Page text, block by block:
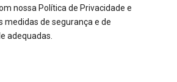
nossa Política de Privacidade e
medidas de segurança e de
adequadas.